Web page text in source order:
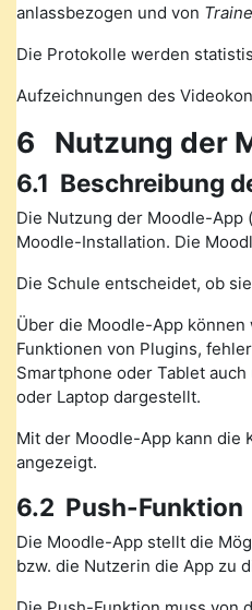
anlassbezogen und von
Die Protokolle werden
Aufzeichnungen des
6 Nutzung der
6.1 Beschreibung
Die Nutzung der Moodle-
Moodle-Installation. Die
Die Schule entscheidet, ob
Über die Moodle-App
Funktionen von Plugins,
Smartphone oder Tablet
oder Laptop dargestellt.
Mit der Moodle-App kann die
angezeigt.
6.2 Push-Funktion
Die Moodle-App stellt die
bzw. die Nutzerin die App zu